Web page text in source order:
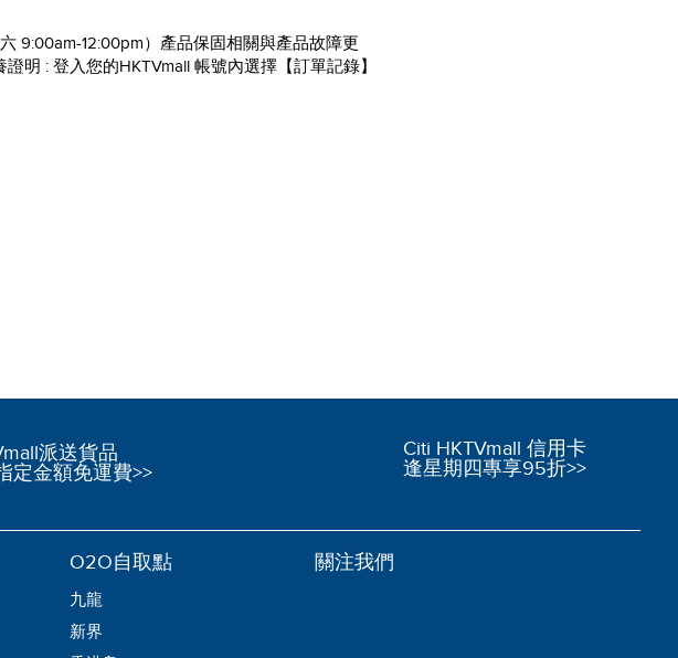
9:00am-12:00pm）產品保固相關與產品故障更
明 : 登入您的HKTVmall 帳號內選擇【訂單記錄】
派送貨品
定金額免運費>>
Citi HKTVmall 信用卡
逢星期四專享95折>>
O2O自取點
九龍
新界
關注我們